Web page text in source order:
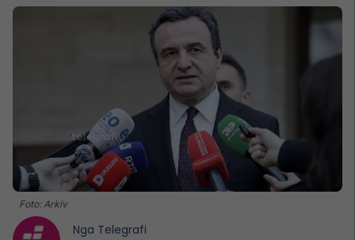
Foto: Arkiv
Nga Telegrafi